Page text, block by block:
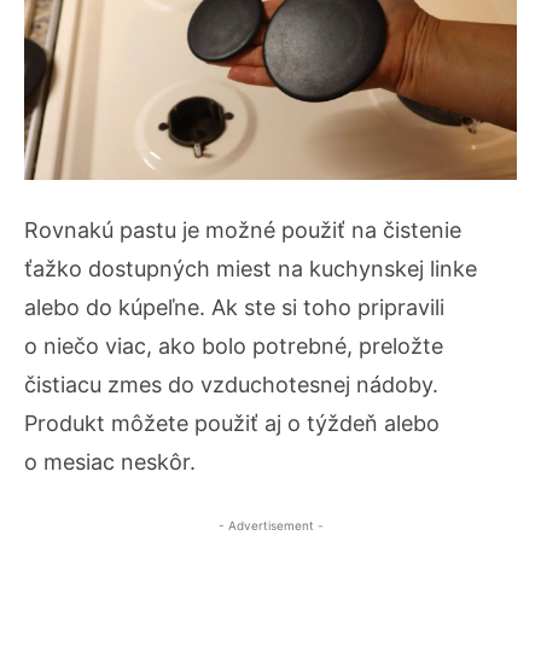
Rovnakú pastu je možné použiť na čistenie
ťažko dostupných miest na kuchynskej linke
alebo do kúpeľne. Ak ste si toho pripravili
o niečo viac, ako bolo potrebné, preložte
čistiacu zmes do vzduchotesnej nádoby.
Produkt môžete použiť aj o týždeň alebo
o mesiac neskôr.
- Advertisement -